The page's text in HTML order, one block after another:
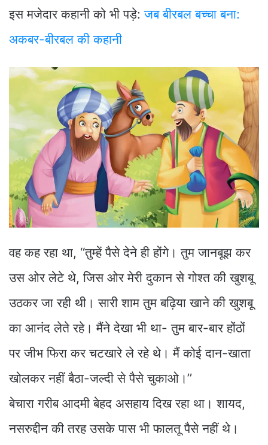
इस मजेदार कहानी को भी पड़े:जब बीरबल बच्चा बना:
अकबर-बीरबल की कहानी
वह कह रहा था, ‘‘तुम्हें पैसे देने ही होंगे। तुम जानबूझ कर
उस ओर लेटे थे, जिस ओर मेरी दुकान से गोश्त की खुशबू
उठकर जा रही थी। सारी शाम तुम बढ़िया खाने की खुशबू
का आनंद लेते रहे। मैंने देखा भी था- तुम बार-बार होंठों
पर जीभ फिरा कर चटखारे ले रहे थे। मैं कोई दान-खाता
खोलकर नहीं बैठा-जल्दी से पैसे चुकाओ।’’
बेचारा गरीब आदमी बेहद असहाय दिख रहा था। शायद,
नसरुद्दीन की तरह उसके पास भी फालतू पैसे नहीं थे।